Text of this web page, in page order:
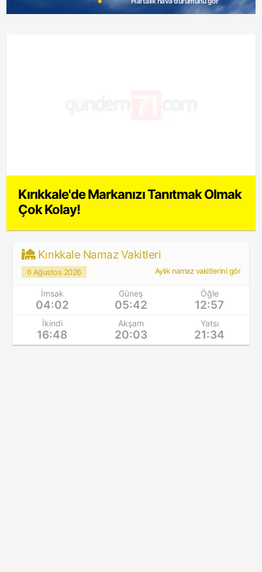
Kırıkkale'de Markanızı Tanıtmak Olmak
Çok Kolay!
Kırıkkale Namaz Vakitleri
6 Ağustos 2026 Aylık namaz vakitlerini gör
İmsak
04:02
Güneş
05:42
Öğle
12:57
İkindi
16:48
Akşam
20:03
Yatsı
21:34